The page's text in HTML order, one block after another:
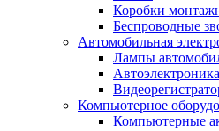
Коробки
Беспроводные
Автомобильная
Лампы
Автоэлектроника
Компьютерное
Компьютерные